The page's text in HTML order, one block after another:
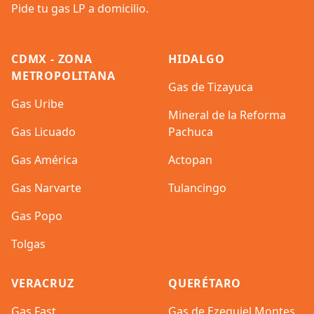
Pide tu gas LP a domicilio.
CDMX - ZONA
METROPOLITANA
Gas Uribe
Gas Licuado
Gas América
Gas Narvarte
Gas Popo
Tolgas
HIDALGO
Gas de Tizayuca
Mineral de la Reforma
Pachuca
Actopan
Tulancingo
VERACRUZ
QUERÉTARO